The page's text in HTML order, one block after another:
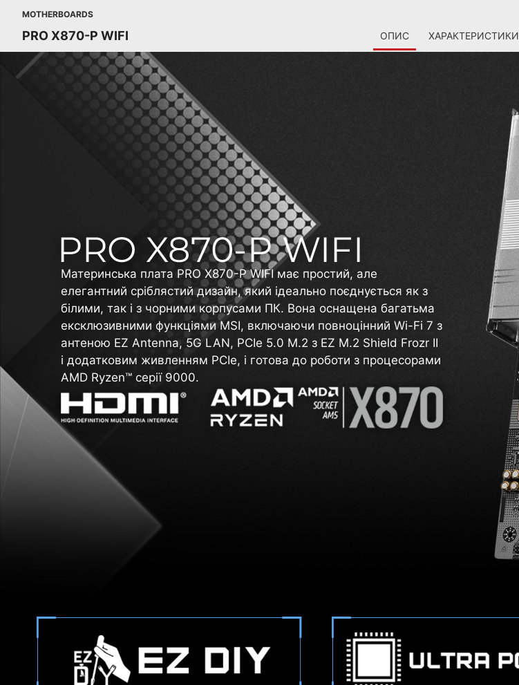
MOTHERBOARDS
PRO X870-P WIFI ОПИС ХАРАКТЕРИСТИКИ
Материнська плата PRO X870-P WIFI має простий, але
елегантний сріблястий дизайн, який ідеально поєднується як з
білими, так і з чорними корпусами ПК. Вона оснащена багатьма
ексклюзивними функціями MSI, включаючи повноцінний Wi-Fi 7 з
антеною EZ Antenna, 5G LAN, PCIe 5.0 M.2 з EZ M.2 Shield Frozr II
і додатковим живленням PCIe, і готова до роботи з процесорами
AMD Ryzen™ серії 9000.